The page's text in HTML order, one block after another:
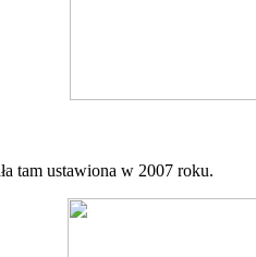
tam ustawiona w 2007 roku.